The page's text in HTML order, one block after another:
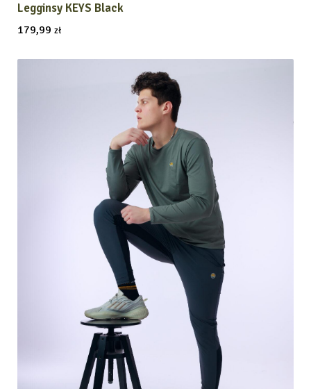
Legginsy KEYS Black
179,99 zł